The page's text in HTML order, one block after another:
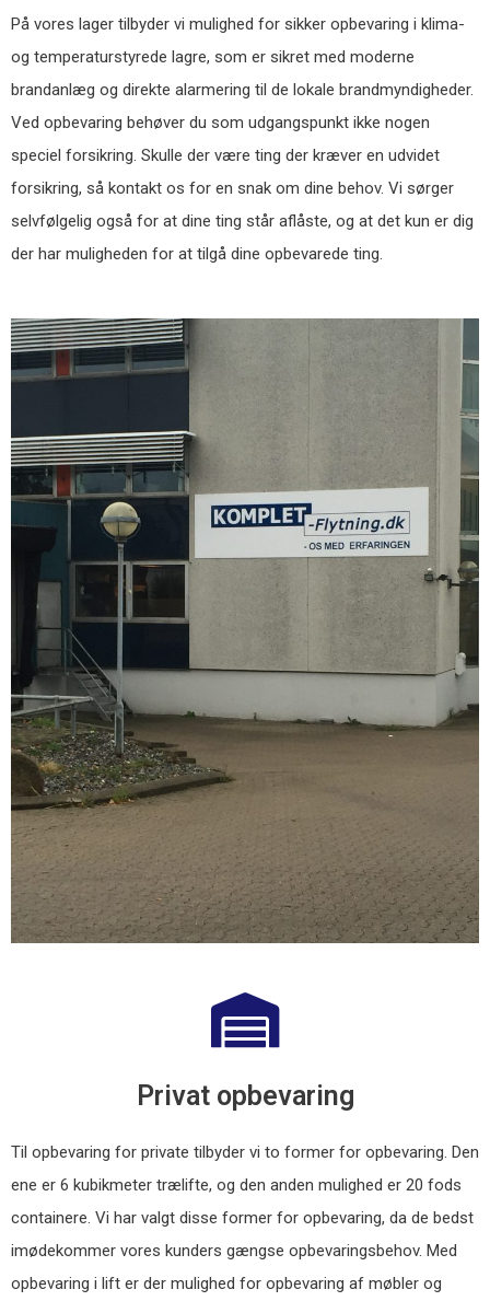
På vores lager tilbyder vi mulighed for sikker opbevaring i klima-
og temperaturstyrede lagre, som er sikret med moderne
brandanlæg og direkte alarmering til de lokale brandmyndigheder.
Ved opbevaring behøver du som udgangspunkt ikke nogen
speciel forsikring. Skulle der være ting der kræver en udvidet
forsikring, så kontakt os for en snak om dine behov. Vi sørger
selvfølgelig også for at dine ting står aflåste, og at det kun er dig
der har muligheden for at tilgå dine opbevarede ting.
Privat opbevaring
Til opbevaring for private tilbyder vi to former for opbevaring. Den
ene er 6 kubikmeter trælifte, og den anden mulighed er 20 fods
containere. Vi har valgt disse former for opbevaring, da de bedst
imødekommer vores kunders gængse opbevaringsbehov. Med
opbevaring i lift er der mulighed for opbevaring af møbler og